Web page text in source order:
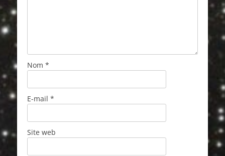
Nom *
E-mail *
Site web